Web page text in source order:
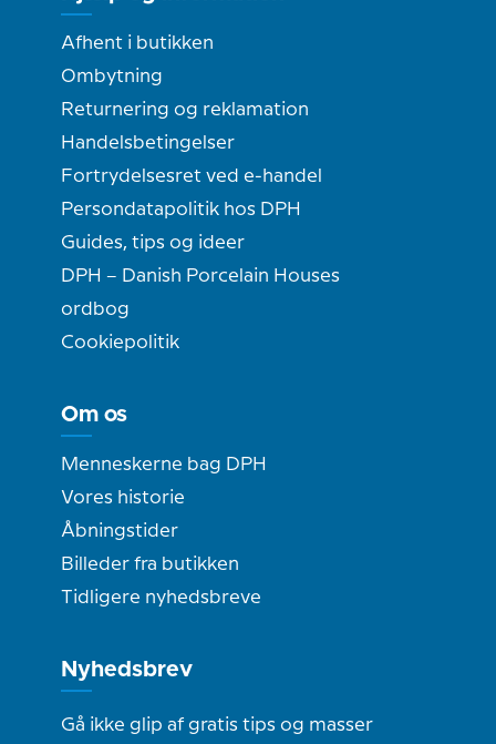
Afhent i butikken
Ombytning
Returnering og reklamation
Handelsbetingelser
Fortrydelsesret ved e-handel
Persondatapolitik hos DPH
Guides, tips og ideer
DPH – Danish Porcelain Houses
ordbog
Cookiepolitik
Om os
Menneskerne bag DPH
Vores historie
Åbningstider
Billeder fra butikken
Tidligere nyhedsbreve
Nyhedsbrev
Gå ikke glip af gratis tips og masser